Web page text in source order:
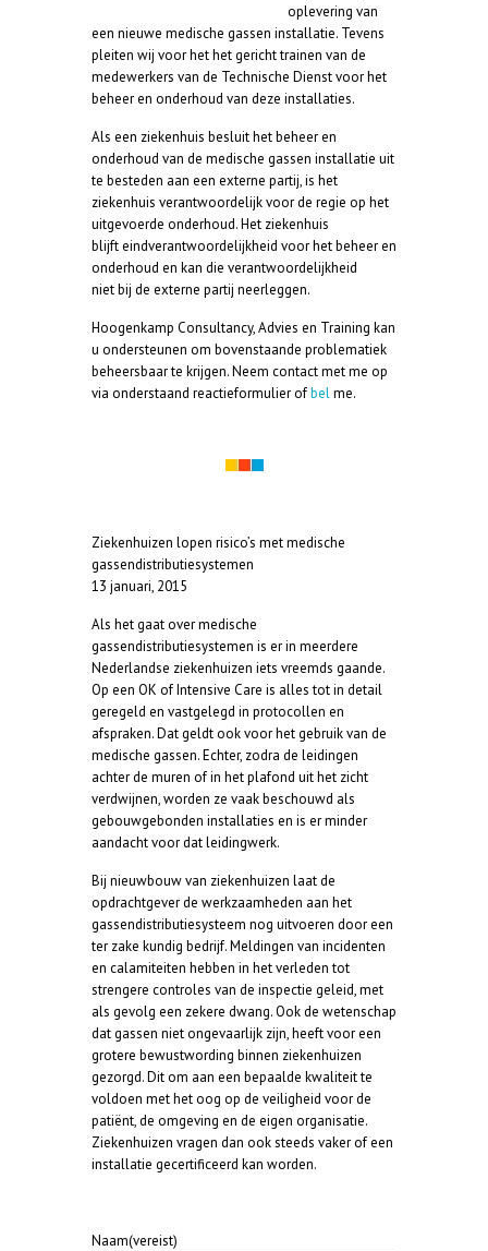
oplevering van
een nieuwe medische gassen installatie. Tevens
pleiten wij voor het het gericht trainen van de
medewerkers van de Technische Dienst voor het
beheer en onderhoud van deze installaties.
Als een ziekenhuis besluit het beheer en
onderhoud van de medische gassen installatie uit
te besteden aan een externe partij, is het
ziekenhuis verantwoordelijk voor de regie op het
uitgevoerde onderhoud. Het ziekenhuis
blijft eindverantwoordelijkheid voor het beheer en
onderhoud en kan die verantwoordelijkheid
niet bij de externe partij neerleggen.
Hoogenkamp Consultancy, Advies en Training kan
u ondersteunen om bovenstaande problematiek
beheersbaar te krijgen. Neem contact met me op
via onderstaand reactieformulier ofbelme.
Ziekenhuizen lopen risico’s met medische
gassendistributiesystemen
13 januari, 2015
Als het gaat over medische
gassendistributiesystemen is er in meerdere
Nederlandse ziekenhuizen iets vreemds gaande.
Op een OK of Intensive Care is alles tot in detail
geregeld en vastgelegd in protocollen en
afspraken. Dat geldt ook voor het gebruik van de
medische gassen. Echter, zodra de leidingen
achter de muren of in het plafond uit het zicht
verdwijnen, worden ze vaak beschouwd als
gebouwgebonden installaties en is er minder
aandacht voor dat leidingwerk.
Bij nieuwbouw van ziekenhuizen laat de
opdrachtgever de werkzaamheden aan het
gassendistributiesysteem nog uitvoeren door een
ter zake kundig bedrijf. Meldingen van incidenten
en calamiteiten hebben in het verleden tot
strengere controles van de inspectie geleid, met
als gevolg een zekere dwang. Ook de wetenschap
dat gassen niet ongevaarlijk zijn, heeft voor een
grotere bewustwording binnen ziekenhuizen
gezorgd. Dit om aan een bepaalde kwaliteit te
voldoen met het oog op de veiligheid voor de
patiënt, de omgeving en de eigen organisatie.
Ziekenhuizen vragen dan ook steeds vaker of een
installatie gecertificeerd kan worden.
Naam(vereist)